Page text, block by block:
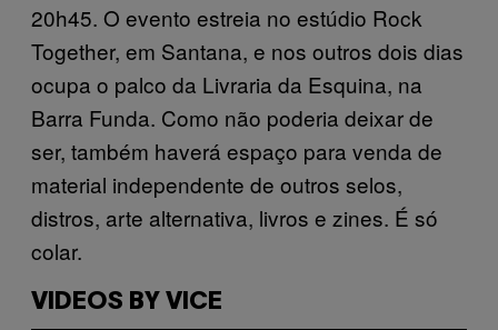
20h45. O evento estreia no estúdio Rock
Together, em Santana, e nos outros dois dias
ocupa o palco da Livraria da Esquina, na
Barra Funda. Como não poderia deixar de
ser, também haverá espaço para venda de
material independente de outros selos,
distros, arte alternativa, livros e zines. É só
colar.
VIDEOS BY VICE